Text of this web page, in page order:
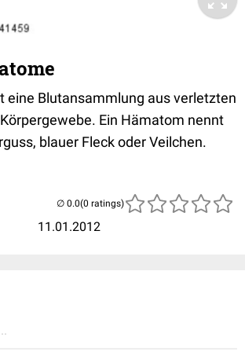
eine Blutansammlung aus verletzten
Ein Hämatom nennt
blauer Fleck oder Veilchen.
11.01.2012
(0 ratings)